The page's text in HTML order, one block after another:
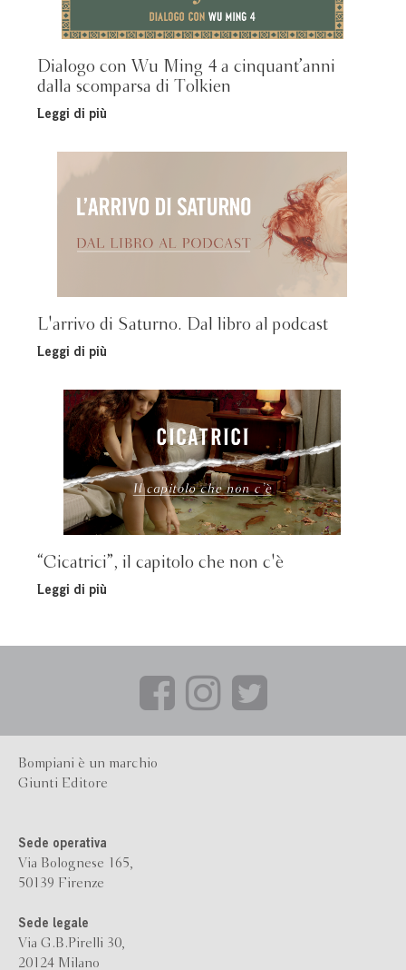
Dialogo con Wu Ming 4 a cinquant’anni
dalla scomparsa di Tolkien
Leggi di più
L'arrivo di Saturno. Dal libro al podcast
Leggi di più
“Cicatrici”, il capitolo che non c'è
Leggi di più
Bompiani è un marchio
Giunti Editore
Sede operativa
Via Bolognese 165,
50139 Firenze
Sede legale
Via G.B.Pirelli 30,
20124 Milano